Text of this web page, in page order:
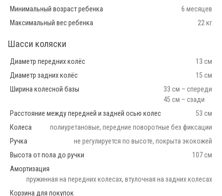
Минимальный возраст ребенка
6 месяцев
Максимальный вес ребенка
22 кг
Шасси коляски
Диаметр передних колёс
13 см
Диаметр задних колёс
15 см
Ширина колесной базы
33 см – спереди
45 см – сзади
Расстояние между передней и задней осью колес
53 см
Колеса
полиуретановые, передние поворотные без фиксации
Ручка
не регулируется по высоте, покрыта экокожей
Высота от пола до ручки
107 см
Амортизация
пружинная на передних колесах, втулочная на задних колесах
Корзина для покупок